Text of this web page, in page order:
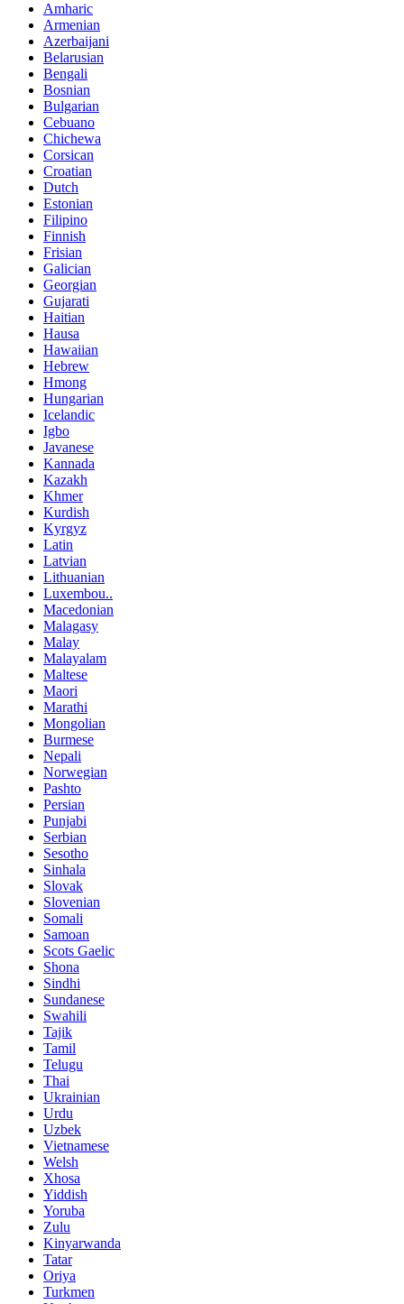
Amharic
Armenian
Azerbaijani
Belarusian
Bengali
Bosnian
Bulgarian
Cebuano
Chichewa
Corsican
Croatian
Dutch
Estonian
Filipino
Finnish
Frisian
Galician
Georgian
Gujarati
Haitian
Hausa
Hawaiian
Hebrew
Hmong
Hungarian
Icelandic
Igbo
Javanese
Kannada
Kazakh
Khmer
Kurdish
Kyrgyz
Latin
Latvian
Lithuanian
Luxembou..
Macedonian
Malagasy
Malay
Malayalam
Maltese
Maori
Marathi
Mongolian
Burmese
Nepali
Norwegian
Pashto
Persian
Punjabi
Serbian
Sesotho
Sinhala
Slovak
Slovenian
Somali
Samoan
Scots Gaelic
Shona
Sindhi
Sundanese
Swahili
Tajik
Tamil
Telugu
Thai
Ukrainian
Urdu
Uzbek
Vietnamese
Welsh
Xhosa
Yiddish
Yoruba
Zulu
Kinyarwanda
Tatar
Oriya
Turkmen